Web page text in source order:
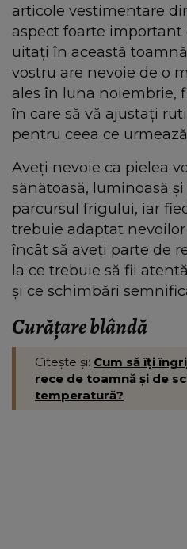
articole vestimentare
aspect foarte important
uitați în această
vostru are nevoie de o
ales în luna noiembrie,
în care să vă ajustați
pentru ceea ce
Aveți nevoie ca pielea
sănătoasă, luminoasă
parcursul frigului, iar
trebuie adaptat
încât să aveți parte de
la ce trebuie să fii
și ce schimbări
Curățare blândă
Citește și: Cum să îți
rece de toamnă și de
temperatură?